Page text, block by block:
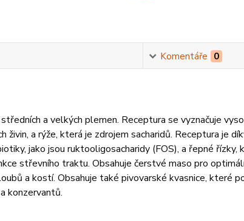
Komentáře 0
a velkých plemen. Receptura se vyznačuje
živin, a rýže, která je zdrojem sacharidů. Receptura je
jako jsou ruktooligosacharidy (FOS), a řepné
střevního traktu. Obsahuje čerstvé maso pro
a kostí. Obsahuje také pivovarské kvasnice, které
konzervantů.